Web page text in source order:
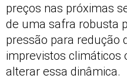
preços nas próximas
de uma safra robusta
pressão para redução
imprevistos climáticos
alterar essa dinâmica.